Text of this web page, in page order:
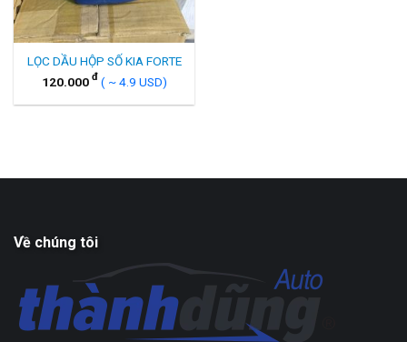
LỌC DẦU HỘP SỐ KIA FORTE
120.000 đ ( ~ 4.9 USD)
Về chúng tôi